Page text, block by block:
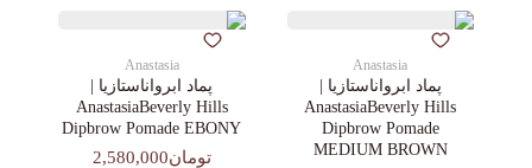
Anastasia
پماد ابرواناستازیا |
AnastasiaBeverly Hills
Dipbrow Pomade
MEDIUM BROWN
Anastasia
پماد ابرواناستازیا |
AnastasiaBeverly Hills
Dipbrow Pomade EBONY
تومان2,580,000